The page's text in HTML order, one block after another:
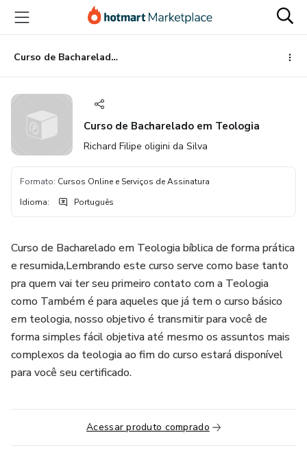
para
conteúdo
principal
para
pagamento
para
rodapé
Curso de Bacharelado em Teologia
Curso de Bacharelado em Teologia
Richard Filipe oligini da Silva
Formato: Cursos Online e Serviços de Assinatura
Idioma: Português
Curso de Bacharelado em Teologia bíblica de forma prática
e resumida,Lembrando este curso serve como base tanto
pra quem vai ter seu primeiro contato com a Teologia
como Também é para aqueles que já tem o curso básico
em teologia, nosso objetivo é transmitir para você de
forma simples fácil objetiva até mesmo os assuntos mais
complexos da teologia ao fim do curso estará disponível
para você seu certificado.
Acessar produto comprado